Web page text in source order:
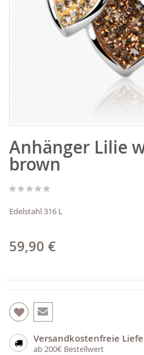
Anfang
der
Bildgalerie
Anhänger Lilie
brown
Edelstahl 316 L
59,90 €
Versandkostenfreie
ab 200€ Bestellwert